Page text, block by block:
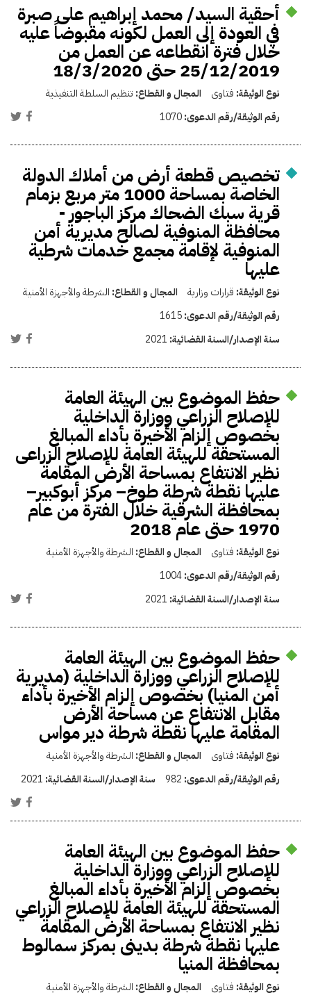
أحقية السيد/ محمد إبراهيم على صبرة
في العودة إلى العمل لكونه مقبوضاً عليه
خلال فترة انقطاعه عن العمل من
25/12/2019 حتى 18/3/2020
نوع الوثيقة: فتاوى المجال و القطاع: تنظيم السلطة التنفيذية
رقم الوثيقة/رقم الدعوى:1070
تخصيص قطعة أرض من أملاك الدولة
الخاصة بمساحة 1000 متر مربع بزمام
قرية سبك الضحاك مركز الباجور -
محافظة المنوفية لصالح مديرية أمن
المنوفية لإقامة مجمع خدمات شرطية
عليها
نوع الوثيقة: قرارات وزارية المجال و القطاع: الشرطة والأجهزة الأمنية
رقم الوثيقة/رقم الدعوى:1615
سنة الإصدار/السنة القضائية: 2021
حفظ الموضوع بين الهيئة العامة
للإصلاح الزراعي ووزارة الداخلية
بخصوص إلزام الأخيرة بأداء المبالغ
المستحقة للهيئة العامة للإصلاح الزراعى
نظير الانتفاع بمساحة الأرض المقامة
عليها نقطة شرطة طوخ– مركز أبوكبير–
بمحافظة الشرقية خلال الفترة من عام
1970 حتى عام 2018
نوع الوثيقة: فتاوى المجال و القطاع: الشرطة والأجهزة الأمنية
رقم الوثيقة/رقم الدعوى:1004
سنة الإصدار/السنة القضائية: 2021
حفظ الموضوع بين الهيئة العامة
للإصلاح الزراعي ووزارة الداخلية (مديرية
أمن المنيا) بخصوص إلزام الأخيرة بأداء
مقابل الانتفاع عن مساحة الأرض
المقامة عليها نقطة شرطة دير مواس
نوع الوثيقة: فتاوى المجال و القطاع: الشرطة والأجهزة الأمنية
رقم الوثيقة/رقم الدعوى: 982 سنة الإصدار/السنة القضائية: 2021
حفظ الموضوع بين الهيئة العامة
للإصلاح الزراعي ووزارة الداخلية
بخصوص إلزام الأخيرة بأداء المبالغ
المستحقة للهيئة العامة للإصلاح الزراعي
نظير الانتفاع بمساحة الأرض المقامة
عليها نقطة شرطة بدينى بمركز سمالوط
بمحافظة المنيا
نوع الوثيقة: فتاوى المجال و القطاع: الشرطة والأجهزة الأمنية